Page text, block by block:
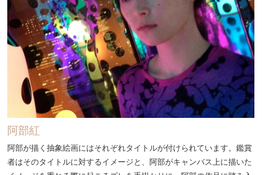
阿部紅
阿部が描く抽象絵画にはそれぞれタイトルが付けられています。鑑賞
者はそのタイトルに対するイメージと、阿部がキャンバス上に描いた